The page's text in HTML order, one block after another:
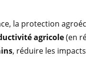
la protection
agricole(en
, réduire les